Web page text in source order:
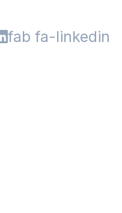
fab fa-linkedin